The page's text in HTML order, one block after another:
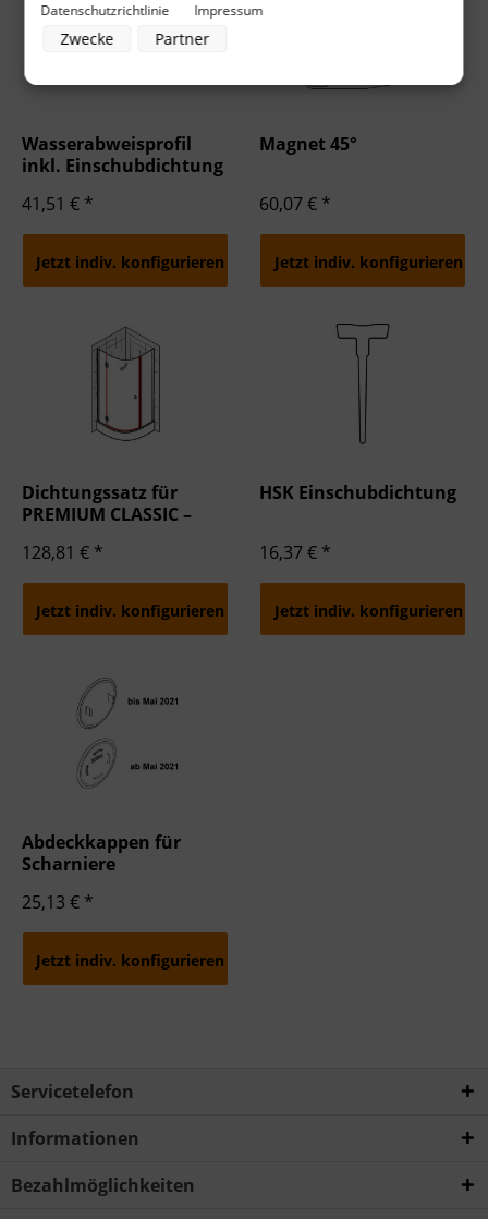
Wasserabweisprofil
inkl. Einschubdichtung
41,51 € *
Jetzt indiv. konfigurieren
Magnet 45°
60,07 € *
Jetzt indiv. konfigurieren
Dichtungssatz für
PREMIUM CLASSIC –
128,81 € *
Jetzt indiv. konfigurieren
HSK Einschubdichtung
16,37 € *
Jetzt indiv. konfigurieren
Abdeckkappen für
Scharniere
25,13 € *
Jetzt indiv. konfigurieren
Servicetelefon
Informationen
Bezahlmöglichkeiten
Zwecke der Datenverarbeitung durch unsere Partner:
Speichern von oder Zugriff auf Informationen auf einem Endgerät
Verwendung von Profilen zur Auswahl personalisierter Werbung
Messung der Werbeleistung
Messung der Performance von Inhalten
Analyse von Zielgruppen durch Statistiken oder Kombinationen von
Entwicklung und Verbesserung der Angebote
Besondere Features:
Verwendung genauer Standortdaten
Endgeräteeigenschaften zur Identifikation aktiv abfragen
Datenschutzrichtlinie Impressum
Zwecke Partner